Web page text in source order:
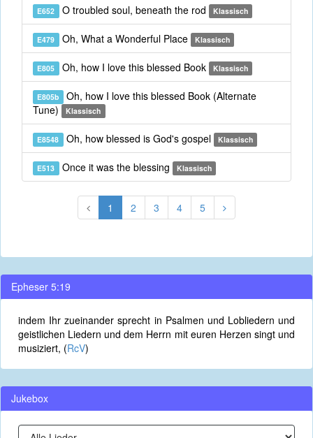
E652 O troubled soul, beneath the rod Klassisch
E479 Oh, What a Wonderful Place Klassisch
E805 Oh, how I love this blessed Book Klassisch
E805b Oh, how I love this blessed Book (Alternate
Tune)
Klassisch
E8548 Oh, how blessed is God's gospel Klassisch
E513 Once it was the blessing Klassisch
1 2 3 4 5
Epheser 5:19
indem Ihr zueinander sprecht in Psalmen und Lobliedern und
geistlichen Liedern und dem Herrn mit euren Herzen singt und
musiziert, (RcV)
Jukebox